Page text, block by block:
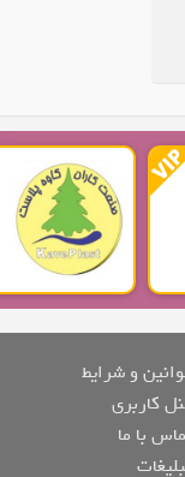
و شرایط
کاربری
با ما